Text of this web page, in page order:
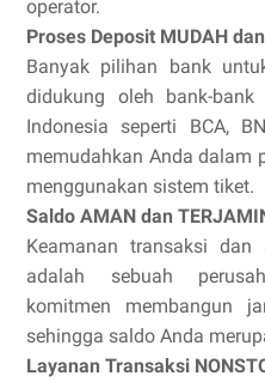
operator.
Proses Deposit MUDAH
Banyak pilihan bank
didukung oleh bank-
Indonesia seperti BCA,
memudahkan Anda dalam
menggunakan sistem tiket.
Saldo AMAN dan
Keamanan transaksi
adalah sebuah
komitmen membangun
sehingga saldo Anda
Layanan Transaksi